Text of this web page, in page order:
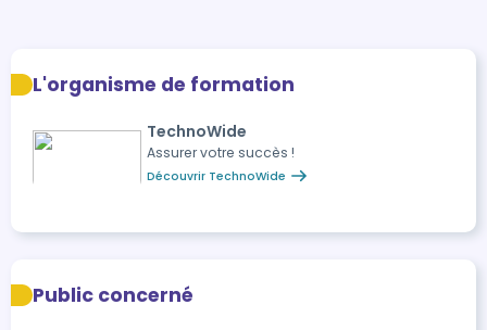
L'organisme de formation
TechnoWide
Assurer votre succès !
Découvrir TechnoWide
Public concerné